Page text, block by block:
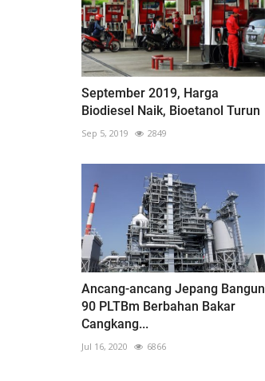
September 2019, Harga
Biodiesel Naik, Bioetanol Turun
Sep 5, 2019 2849
Ancang-ancang Jepang Bangun
90 PLTBm Berbahan Bakar
Cangkang...
Jul 16, 2020 6866